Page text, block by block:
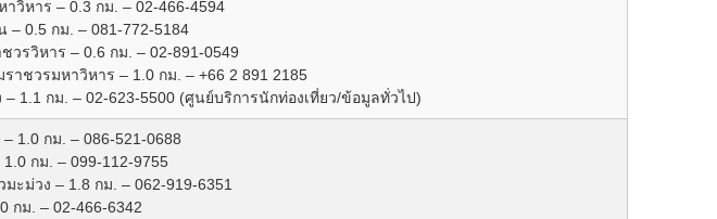
วิหาร – 0.3 กม. – 02-466-4594
0.5 กม. – 081-772-5184
วรวิหาร – 0.6 กม. – 02-891-0549
าชวรมหาวิหาร – 1.0 กม. – +66 2 891 2185
1.1 กม. – 02-623-5500 (ศูนย์บริการนักท่องเที่ยว/ข้อมูลทั่วไป)
1.0 กม. – 086-521-0688
กม. – 099-112-9755
ะม่วง – 1.8 กม. – 062-919-6351
กม. – 02-466-6342